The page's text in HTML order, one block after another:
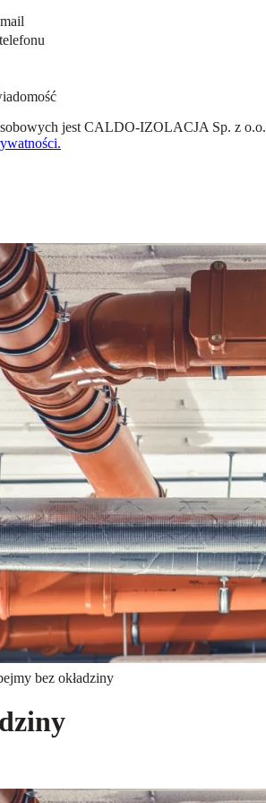
jest CALDO-IZOLACJA Sp. z o.o.
bez okładziny